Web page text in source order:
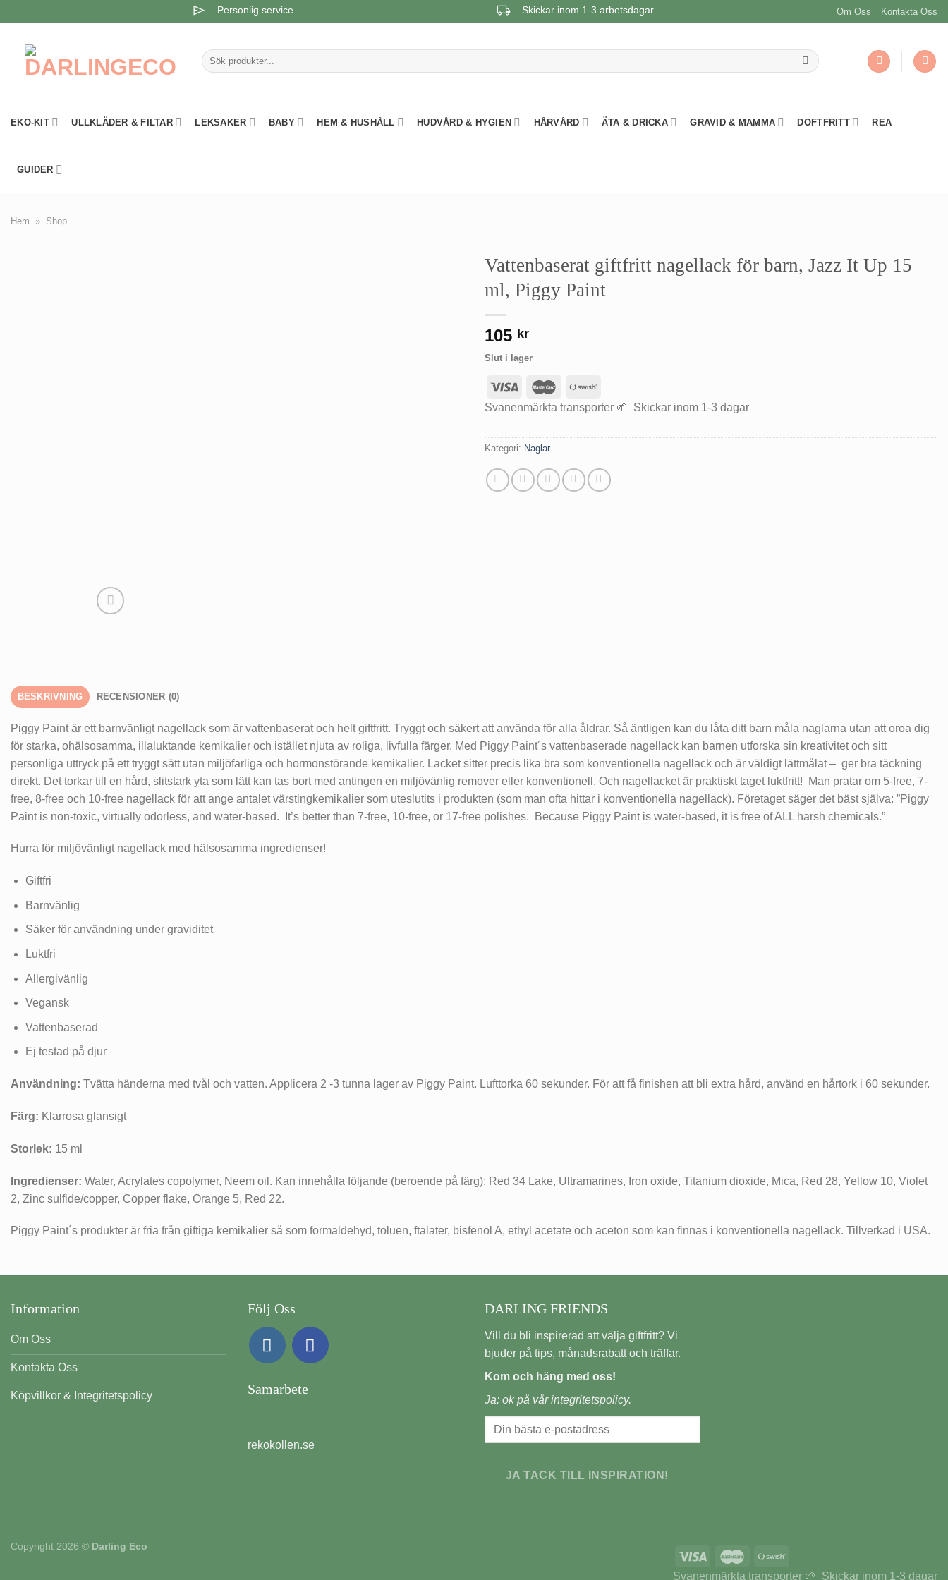
to
content
Personlig service Skickar inom 1-3 arbetsdagar Om Oss Kontakta Oss
Sök
efter:
EKO-KIT ULLKLÄDER & FILTAR LEKSAKER BABY HEM & HUSHÅLL HUDVÅRD & HYGIEN HÅRVÅRD ÄTA & DRICKA GRAVID & MAMMA DOFTFRITT REA
GUIDER
Hem » Shop
Vattenbaserat giftfritt nagellack för barn, Jazz It Up 15
ml, Piggy Paint
105 kr
Slut i lager
Svanenmärkta transporter 🌱 Skickar inom 1-3 dagar
Kategori: Naglar
BESKRIVNING RECENSIONER (0)
Piggy Paint är ett barnvänligt nagellack som är vattenbaserat och helt giftfritt. Tryggt och säkert att använda för alla åldrar. Så äntligen kan du låta ditt barn måla naglarna utan att oroa dig
för starka, ohälsosamma, illaluktande kemikalier och istället njuta av roliga, livfulla färger. Med Piggy Paint´s vattenbaserade nagellack kan barnen utforska sin kreativitet och sitt
personliga uttryck på ett tryggt sätt utan miljöfarliga och hormonstörande kemikalier. Lacket sitter precis lika bra som konventionella nagellack och är väldigt lättmålat – ger bra täckning
direkt. Det torkar till en hård, slitstark yta som lätt kan tas bort med antingen en miljövänlig remover eller konventionell. Och nagellacket är praktiskt taget luktfritt! Man pratar om 5-free, 7-
free, 8-free och 10-free nagellack för att ange antalet värstingkemikalier som uteslutits i produkten (som man ofta hittar i konventionella nagellack). Företaget säger det bäst själva: ”Piggy
Paint is non-toxic, virtually odorless, and water-based. It’s better than 7-free, 10-free, or 17-free polishes. Because Piggy Paint is water-based, it is free of ALL harsh chemicals.”
Hurra för miljövänligt nagellack med hälsosamma ingredienser!
Giftfri
Barnvänlig
Säker för användning under graviditet
Luktfri
Allergivänlig
Vegansk
Vattenbaserad
Ej testad på djur
Användning: Tvätta händerna med tvål och vatten. Applicera 2 -3 tunna lager av Piggy Paint. Lufttorka 60 sekunder. För att få finishen att bli extra hård, använd en hårtork i 60 sekunder.
Färg: Klarrosa glansigt
Storlek: 15 ml
Ingredienser: Water, Acrylates copolymer, Neem oil. Kan innehålla följande (beroende på färg): Red 34 Lake, Ultramarines, Iron oxide, Titanium dioxide, Mica, Red 28, Yellow 10, Violet
2, Zinc sulfide/copper, Copper flake, Orange 5, Red 22.
Piggy Paint´s produkter är fria från giftiga kemikalier så som formaldehyd, toluen, ftalater, bisfenol A, ethyl acetate och aceton som kan finnas i konventionella nagellack. Tillverkad i USA.
Information
Om Oss
Kontakta Oss
Köpvillkor & Integritetspolicy
Följ Oss
Samarbete
rekokollen.se
DARLING FRIENDS
Vill du bli inspirerad att välja giftfritt? Vi
bjuder på tips, månadsrabatt och träffar.
Kom och häng med oss!
Ja: ok på vårintegritetspolicy.
JA TACK TILL INSPIRATION!
Svanenmärkta transporter 🌱 Skickar inom 1-3 dagar
Copyright 2026 © Darling Eco